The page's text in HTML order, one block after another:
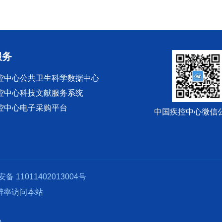
务
中心公共卫生科学数据中心
中心科技文献服务系统
中心电子采购平台
中国疾控中心微信
备 11011402013004号
率访问本站